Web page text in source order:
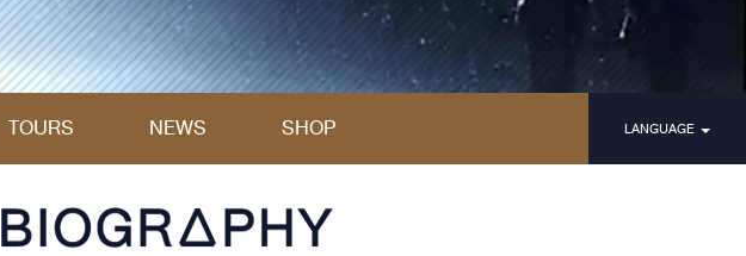
TOURS NEWS SHOP LANGUAGE